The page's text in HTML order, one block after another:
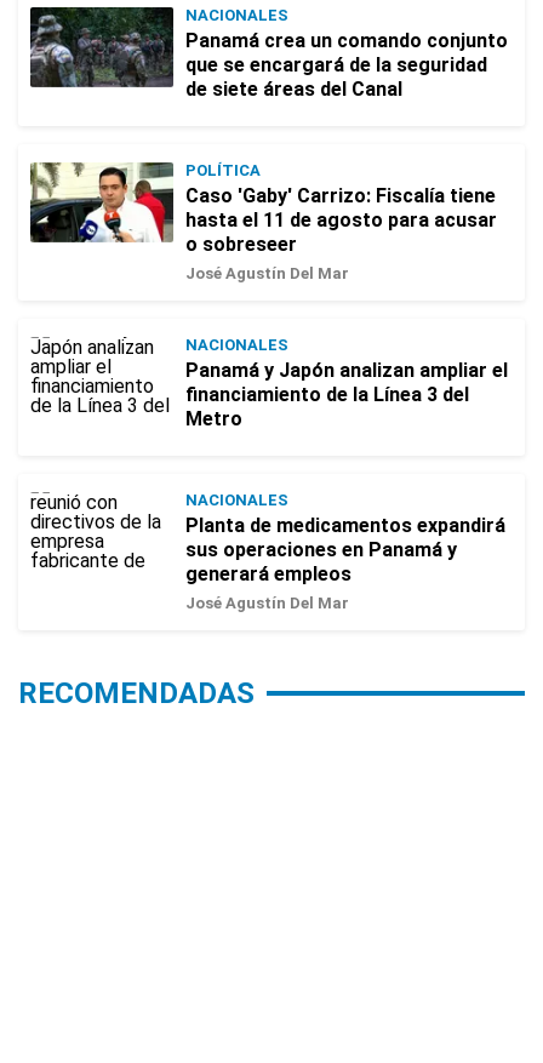
NACIONALES
Panamá crea un comando conjunto
que se encargará de la seguridad
de siete áreas del Canal
POLÍTICA
Caso 'Gaby' Carrizo: Fiscalía tiene
hasta el 11 de agosto para acusar
o sobreseer
José Agustín Del Mar
NACIONALES
Panamá y Japón analizan ampliar el
financiamiento de la Línea 3 del
Metro
NACIONALES
Planta de medicamentos expandirá
sus operaciones en Panamá y
generará empleos
José Agustín Del Mar
RECOMENDADAS